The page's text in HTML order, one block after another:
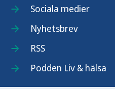
Sociala medier
Nyhetsbrev
RSS
Podden Liv & hälsa